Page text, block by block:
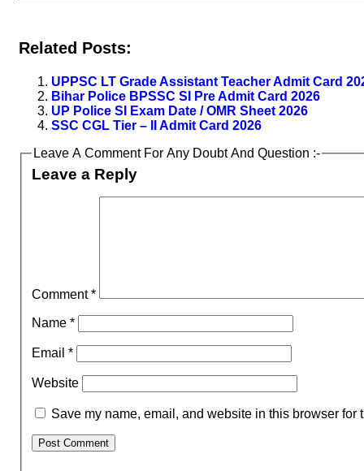
Related Posts:
UPPSC LT Grade Assistant Teacher Admit Card
Bihar Police BPSSC SI Pre Admit Card 2026
UP Police SI Exam Date / OMR Sheet 2026
SSC CGL Tier – II Admit Card 2026
Leave A Comment For Any Doubt And Question :-
Leave a Reply
Comment*
Name *
Email *
Website
Save my name, email, and website in this browser for